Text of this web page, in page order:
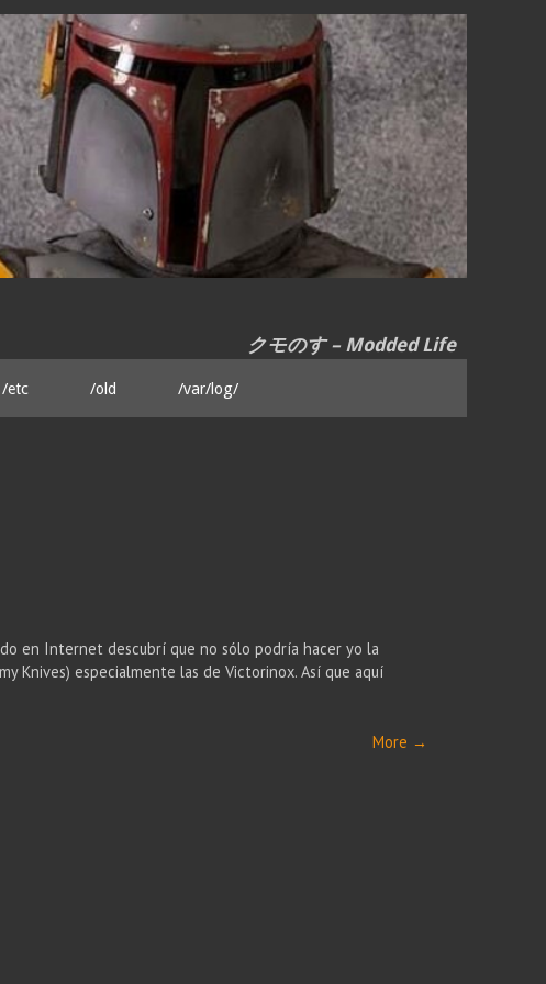
クモのす – Modded Life
/etc /old /var/log/
en Internet descubrí que no sólo podría hacer yo la
Knives) especialmente las de Victorinox. Así que aquí
More →